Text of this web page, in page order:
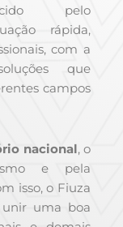
pelo
rápida,
com a
que
campos
nacional, o
e pela
isso, o Fiuza
unir uma boa